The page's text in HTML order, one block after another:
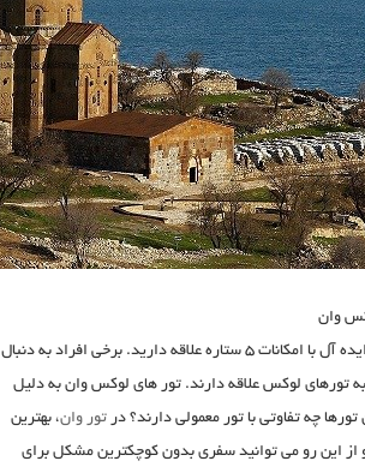
وان
احتمالا شما نیز از جمله افرادی هستید که به داشتن سفری ایده آل با امکانات ۵ ستاره علاقه دارید. برخی افراد به دنبال
تورهای لوکس علاقه دارند. تور های لوکس وان به دلیل
چه تفاوتی با تور معمولی دارند؟ درتور وان، بهترین
از این رو می توانید سفری بدون کوچکترین مشکل برای